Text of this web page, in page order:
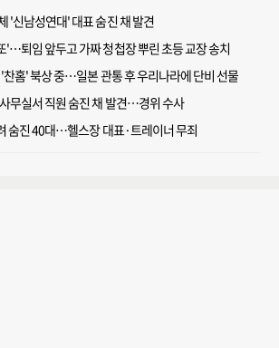
'신남성연대' 대표 숨진 채 발견
'…퇴임 앞두고 가짜 청첩장 뿌린 초등 교장 송치
홈' 북상 중…일본 관통 후 우리나라에 단비 선물
무실서 직원 숨진 채 발견…경위 수사
숨진 40대…헬스장 대표·트레이너 무죄